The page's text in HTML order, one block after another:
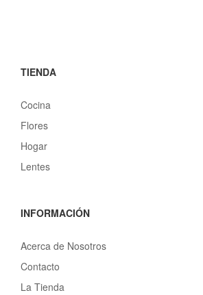
TIENDA
Cocina
Flores
Hogar
Lentes
INFORMACIÓN
Acerca de Nosotros
Contacto
La Tienda